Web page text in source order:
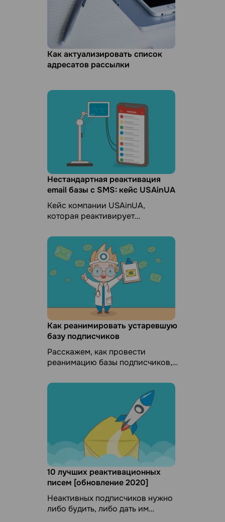
Как актуализировать список
адресатов рассылки
Нестандартная реактивация
email базы с SMS: кейс USAinUA
Кейс компании USAinUA,
которая реактивирует
письмо-письмо-SMS. Расскажем
про результаты и покажем, как
составить такую ...
Как реанимировать устаревшую
базу подписчиков
Расскажем, как провести
реанимацию базы подписчиков,
отправлялись рассылки. Чтобы
сберечь хорошую репутацию ...
10 лучших реактивационных
писем [обновление 2020]
Неактивных подписчиков нужно
либо будить, либо дать им